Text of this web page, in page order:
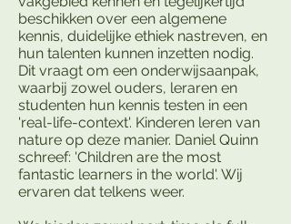
beschikken over een algemene
kennis, duidelijke ethiek nastreven, en
hun talenten kunnen inzetten nodig.
Dit vraagt om een onderwijsaanpak,
waarbij zowel ouders, leraren en
studenten hun kennis testen in een
'real-life-context'. Kinderen leren van
nature op deze manier. Daniel Quinn
schreef: 'Children are the most
fantastic learners in the world'. Wij
ervaren dat telkens weer.